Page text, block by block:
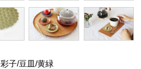
子/豆皿/黄緑